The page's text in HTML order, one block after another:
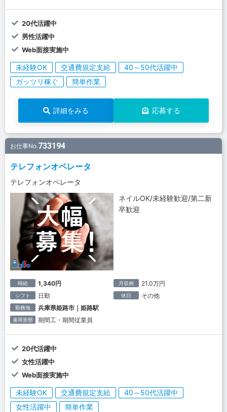
20代活躍中
男性活躍中
Web面接実施中
未経験OK 交通費規定支給
40～50代活躍中
ガッツリ稼ぐ
簡単作業
詳細をみる 応募する
お仕事No.733194
テレフォンオペレータ
テレフォンオペレータ
ネイルOK/未経験歓迎/第二新
卒歓迎
時給 1,340円 月収例 21.0万円
シフト 日勤 休日 その他
勤務地 兵庫県姫路市｜姫路駅
雇用形態 期間工・期間従業員
20代活躍中
女性活躍中
Web面接実施中
未経験OK 交通費規定支給
40～50代活躍中
女性活躍中
簡単作業